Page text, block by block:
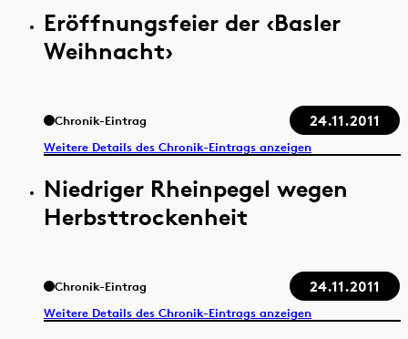
Eröffnungsfeier der ‹Basler
Weihnacht›
Chronik-Eintrag 24.11.2011
Weitere Details des Chronik-Eintrags anzeigen
Niedriger Rheinpegel wegen
Herbsttrockenheit
Chronik-Eintrag 24.11.2011
Weitere Details des Chronik-Eintrags anzeigen